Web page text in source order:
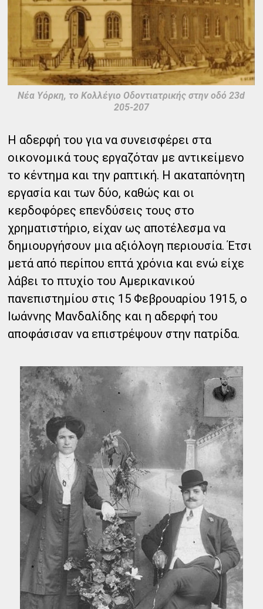
Νέα Υόρκη, το Κολλέγιο Οδοντιατρικής στην οδό 23d
205-207
Η αδερφή του για να συνεισφέρει στα
οικονομικά τους εργαζόταν με αντικείμενο
το κέντημα και την ραπτική. Η ακαταπόνητη
εργασία και των δύο, καθώς και οι
κερδοφόρες επενδύσεις τους στο
χρηματιστήριο, είχαν ως αποτέλεσμα να
δημιουργήσουν μια αξιόλογη περιουσία. Έτσι
μετά από περίπου επτά χρόνια και ενώ είχε
λάβει το πτυχίο του Αμερικανικού
πανεπιστημίου στις 15 Φεβρουαρίου 1915, ο
Ιωάννης Μανδαλίδης και η αδερφή του
αποφάσισαν να επιστρέψουν στην πατρίδα.